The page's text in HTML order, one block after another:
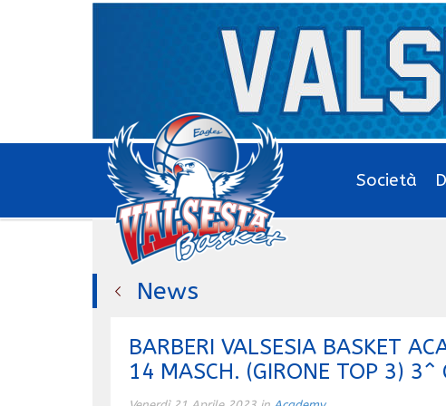
Società
News
BARBERI VALSESIA BASKET
14 MASCH. (GIRONE TOP 3) 3^